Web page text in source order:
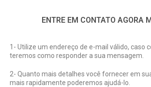
ENTRE EM CONTATO AGORA
1- Utilize um endereço de e-mail válido, caso
teremos como responder a sua mensagem.
2- Quanto mais detalhes você fornecer em
mais rapidamente poderemos ajudá-lo.